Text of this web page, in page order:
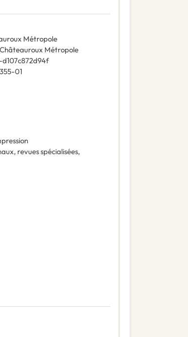
Métropole
Métropole
01
revues spécialisées,